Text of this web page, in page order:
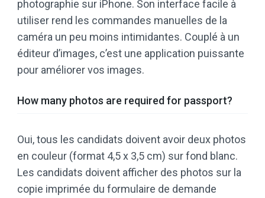
photographie sur iPhone. Son interface facile à
utiliser rend les commandes manuelles de la
caméra un peu moins intimidantes. Couplé à un
éditeur d’images, c’est une application puissante
pour améliorer vos images.
How many photos are required for passport?
Oui, tous les candidats doivent avoir deux photos
en couleur (format 4,5 x 3,5 cm) sur fond blanc.
Les candidats doivent afficher des photos sur la
copie imprimée du formulaire de demande